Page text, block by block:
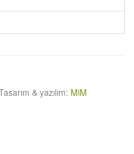
& yazılım: MiM